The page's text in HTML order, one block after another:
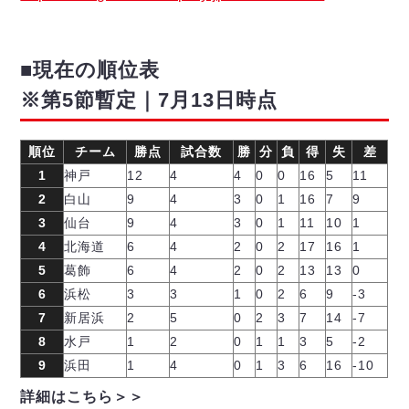
■現在の順位表
※第5節暫定｜7月13日時点
順位 チーム 勝点 試合数 勝 分 負 得 失
差
1
神戸 12 4 4 0 0 16 5
11
2
白山 9 4 3 0 1 16 7
9
3
仙台 9 4 3 0 1 11 10
1
4
北海道 6 4 2 0 2 17 16
1
5
葛飾 6 4 2 0 2 13 13
0
6
浜松 3 3 1 0 2 6 9
-3
7
新居浜 2 5 0 2 3 7 14
-7
8
水戸 1 2 0 1 1 3 5
-2
9
浜田 1 4 0 1 3 6 16 -10
詳細はこちら＞＞